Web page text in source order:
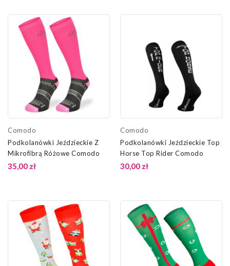
Comodo
Podkolanówki Jeździeckie Z
Mikrofibrą Różowe Comodo
35,00 zł
Comodo
Podkolanówki Jeździeckie Top
Horse Top Rider Comodo
30,00 zł